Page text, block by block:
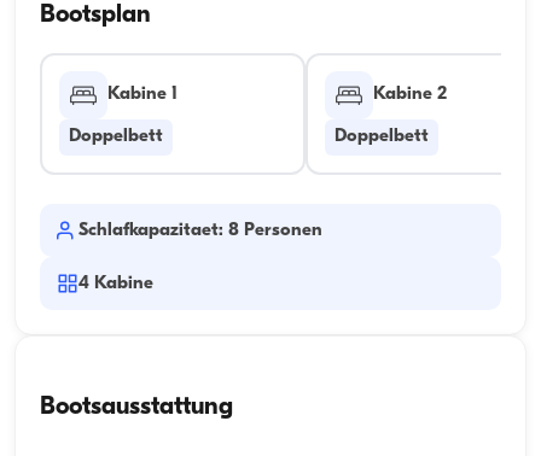
Bootsplan
Kabine 1
Doppelbett
Kabine 2
Doppelbett
Schlafkapazitaet: 8 Personen
4 Kabine
Bootsausstattung